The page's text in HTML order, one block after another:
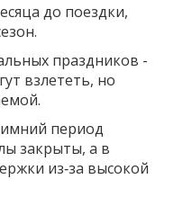
до поездки,
праздников -
взлететь, но
период
закрыты, а в
из‑за высокой